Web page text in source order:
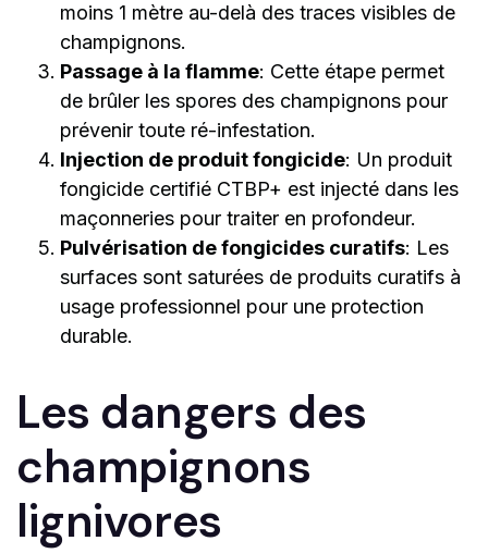
moins 1 mètre au-delà des traces visibles de
champignons.
Passage à la flamme: Cette étape permet
de brûler les spores des champignons pour
prévenir toute ré-infestation.
Injection de produit fongicide: Un produit
fongicide certifié CTBP+ est injecté dans les
maçonneries pour traiter en profondeur.
Pulvérisation de fongicides curatifs: Les
surfaces sont saturées de produits curatifs à
usage professionnel pour une protection
durable.
Les dangers des
champignons
lignivores